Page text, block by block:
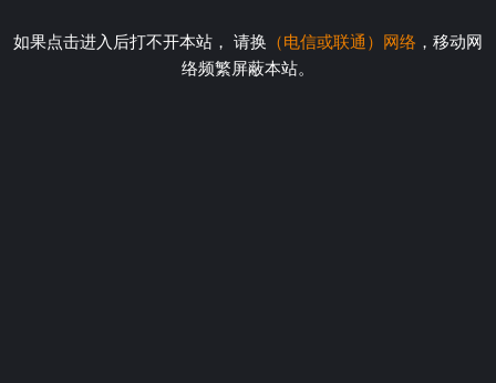
如果点击进入后打不开本站， 请换 （电信或联通）网络 ，移动网
络频繁屏蔽本站。